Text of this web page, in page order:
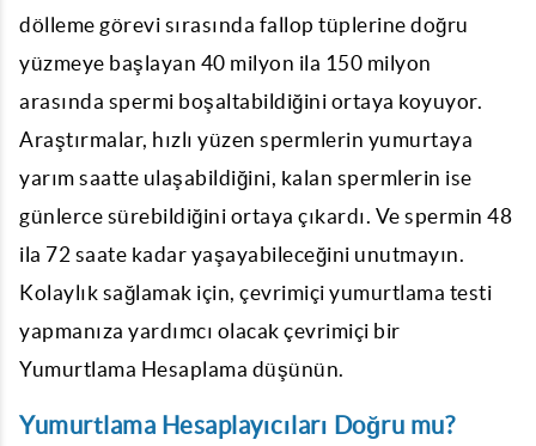
dölleme görevi sırasında fallop tüplerine doğru
yüzmeye başlayan 40 milyon ila 150 milyon
arasında spermi boşaltabildiğini ortaya koyuyor.
Araştırmalar, hızlı yüzen spermlerin yumurtaya
yarım saatte ulaşabildiğini, kalan spermlerin ise
günlerce sürebildiğini ortaya çıkardı. Ve spermin 48
ila 72 saate kadar yaşayabileceğini unutmayın.
Kolaylık sağlamak için, çevrimiçi yumurtlama testi
yapmanıza yardımcı olacak çevrimiçi bir
Yumurtlama Hesaplama düşünün.
Yumurtlama Hesaplayıcıları Doğru mu?